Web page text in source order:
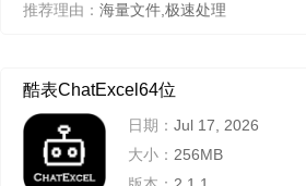
推荐理由： 海量文件,极速处理
酷表ChatExcel64位
日期： Jul 17, 2026
大小： 256MB